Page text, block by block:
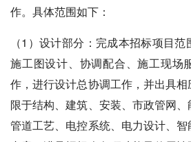
作。具体范围如下：
（1）设计部分：完成本招标项目范
施工图设计、协调配合、施工现场
作，进行设计总协调工作，并出具
限于结构、建筑、安装、市政管网、
管道工艺、电控系统、电力设计、